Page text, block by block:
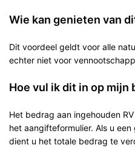
Wie kan genieten van
Dit voordeel geldt voor alle
echter niet voor
Hoe vul ik dit in op mijn
Het bedrag aan ingehouden
het aangifteformulier. Als u
dient u het totale bedrag te